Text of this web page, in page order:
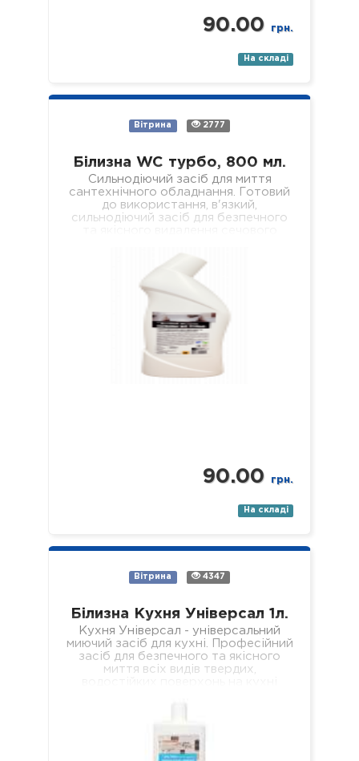
90.00 грн.
На складі
Вітрина 2777
Білизна WC турбо, 800 мл.
Сильнодіючий засіб для миття
сантехнічного обладнання. Готовий
до використання, в'язкий,
сильнодіючий засіб для безпечного
відкладень з внутрішніх поверхонь…
90.00 грн.
На складі
Вітрина 4347
Білизна Кухня Універсал 1л.
Кухня Універсал - універсальний
миючий засіб для кухні. Професійний
засіб для безпечного та якісного
миття всіх видів твердих,